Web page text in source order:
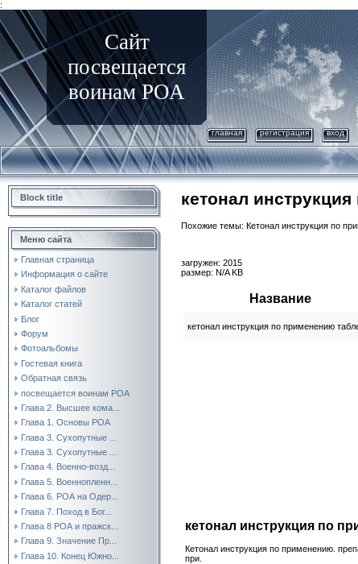
:
Сайт
посвещается
воинам РОА
главная регистрация вход
Block title
Меню сайта
Главная страница
Информация о сайте
Каталог файлов
Каталог статей
Блог
Форум
Фотоальбомы
Гостевая книга
Обратная связь
посвещается воинам РОА
Глава 2. Высшее кома...
Глава 1. Основы РОА
Глава 3. Сухопутные ...
Глава 3. Сухопутные ...
Глава 4. Военно-возд...
Глава 5. Военнопленн...
Глава 6. РОА на Одер...
Глава 7. Поход в Бог...
Глава 8 РОА и пражск...
Глава 9. Значение Пр...
Глава 10. Конец Южно...
кетонал
Похожие темы: Кетонал инструкция по
загружен: 2015
размер: N/A KB
Название
кетонал инструкция по применению
кетонал инструкция по
Кетонал инструкция по применению.
при.